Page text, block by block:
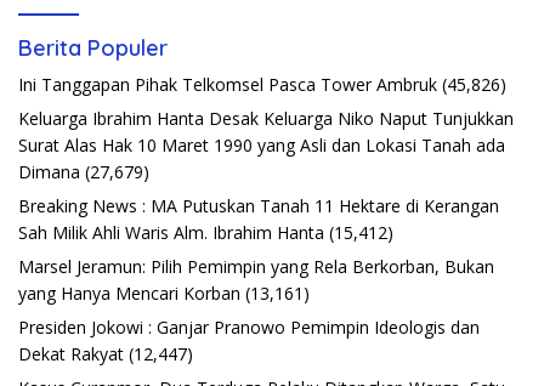
Berita Populer
Ini Tanggapan Pihak Telkomsel Pasca Tower Ambruk (45,826)
Keluarga Ibrahim Hanta Desak Keluarga Niko Naput Tunjukkan
Surat Alas Hak 10 Maret 1990 yang Asli dan Lokasi Tanah ada
Dimana (27,679)
Breaking News : MA Putuskan Tanah 11 Hektare di Kerangan
Sah Milik Ahli Waris Alm. Ibrahim Hanta (15,412)
Marsel Jeramun: Pilih Pemimpin yang Rela Berkorban, Bukan
yang Hanya Mencari Korban (13,161)
Presiden Jokowi : Ganjar Pranowo Pemimpin Ideologis dan
Dekat Rakyat (12,447)